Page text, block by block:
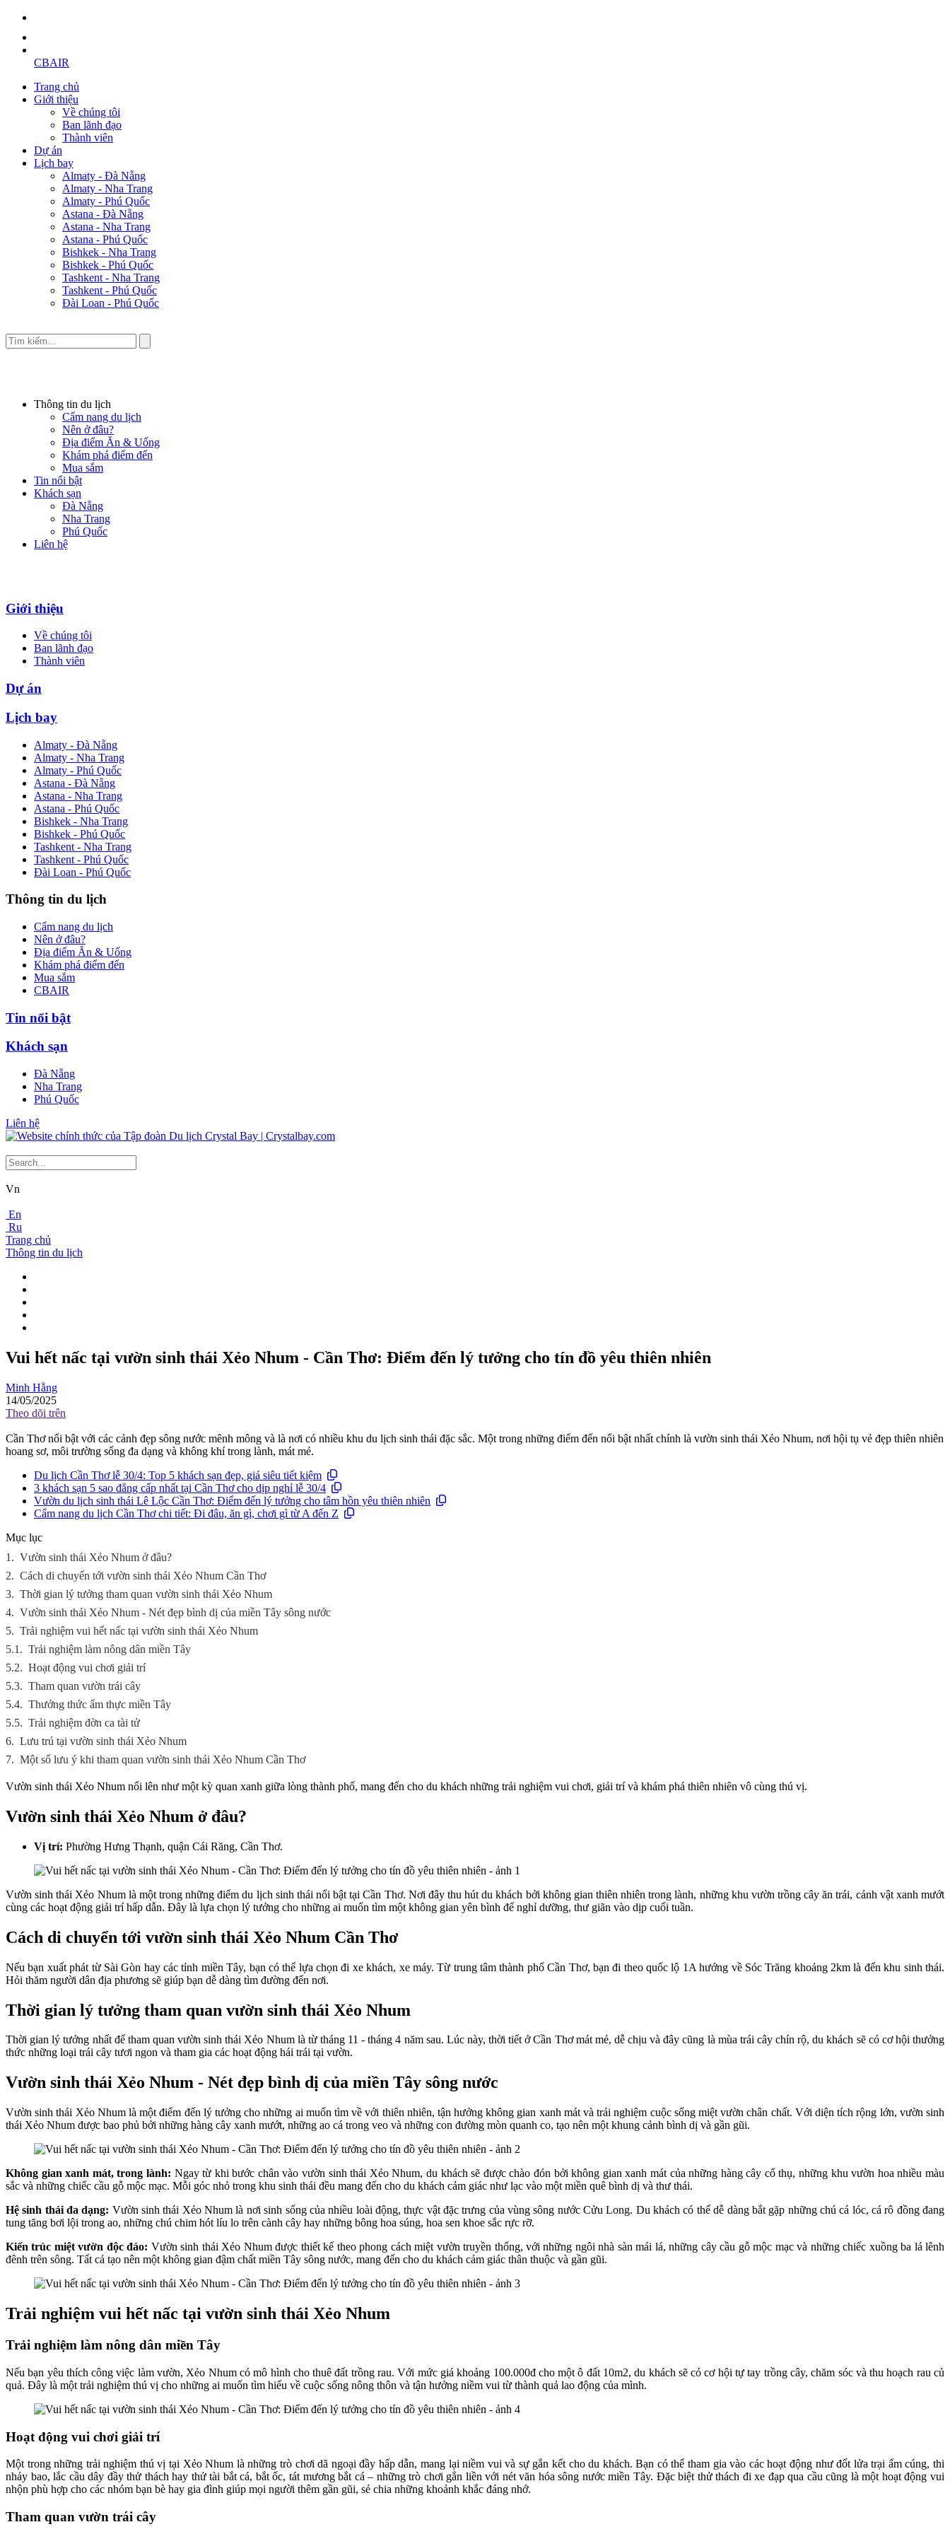
CBAIR
Trang chủ
Giới thiệu
Về chúng tôi
Ban lãnh đạo
Thành viên
Dự án
Lịch bay
Almaty - Đà Nẵng
Almaty - Nha Trang
Almaty - Phú Quốc
Astana - Đà Nẵng
Astana - Nha Trang
Astana - Phú Quốc
Bishkek - Nha Trang
Bishkek - Phú Quốc
Tashkent - Nha Trang
Tashkent - Phú Quốc
Đài Loan - Phú Quốc
Thông tin du lịch
Cẩm nang du lịch
Nên ở đâu?
Địa điểm Ăn & Uống
Khám phá điểm đến
Mua sắm
Tin nổi bật
Khách sạn
Đà Nẵng
Nha Trang
Phú Quốc
Liên hệ
Giới thiệu
Về chúng tôi
Ban lãnh đạo
Thành viên
Dự án
Lịch bay
Almaty - Đà Nẵng
Almaty - Nha Trang
Almaty - Phú Quốc
Astana - Đà Nẵng
Astana - Nha Trang
Astana - Phú Quốc
Bishkek - Nha Trang
Bishkek - Phú Quốc
Tashkent - Nha Trang
Tashkent - Phú Quốc
Đài Loan - Phú Quốc
Thông tin du lịch
Cẩm nang du lịch
Nên ở đâu?
Địa điểm Ăn & Uống
Khám phá điểm đến
Mua sắm
CBAIR
Tin nổi bật
Khách sạn
Đà Nẵng
Nha Trang
Phú Quốc
Liên hệ
Vn
En
Ru
Trang chủ
Thông tin du lịch
Vui hết nấc tại vườn sinh thái Xẻo Nhum - Cần Thơ: Điểm đến lý tưởng cho tín đồ yêu thiên nhiên
Minh Hằng
14/05/2025
Theo dõi trên
Cần Thơ nổi bật với các cảnh đẹp sông nước mênh mông và là nơi có nhiều khu du lịch sinh thái đặc sắc. Một trong những điểm đến nổi bật nhất chính là vườn sinh thái Xẻo Nhum, nơi hội tụ vẻ đẹp thiên nhiên
hoang sơ, môi trường sống đa dạng và không khí trong lành, mát mẻ.
Du lịch Cần Thơ lễ 30/4: Top 5 khách sạn đẹp, giá siêu tiết kiệm
3 khách sạn 5 sao đẳng cấp nhất tại Cần Thơ cho dịp nghỉ lễ 30/4
Vườn du lịch sinh thái Lê Lộc Cần Thơ: Điểm đến lý tưởng cho tâm hồn yêu thiên nhiên
Cẩm nang du lịch Cần Thơ chi tiết: Đi đâu, ăn gì, chơi gì từ A đến Z
Mục lục
1. Vườn sinh thái Xẻo Nhum ở đâu?
2. Cách di chuyển tới vườn sinh thái Xẻo Nhum Cần Thơ
3. Thời gian lý tưởng tham quan vườn sinh thái Xẻo Nhum
4. Vườn sinh thái Xẻo Nhum - Nét đẹp bình dị của miền Tây sông nước
5. Trải nghiệm vui hết nấc tại vườn sinh thái Xẻo Nhum
5.1. Trải nghiệm làm nông dân miền Tây
5.2. Hoạt động vui chơi giải trí
5.3. Tham quan vườn trái cây
5.4. Thưởng thức ẩm thực miền Tây
5.5. Trải nghiệm đờn ca tài tử
6. Lưu trú tại vườn sinh thái Xẻo Nhum
7. Một số lưu ý khi tham quan vườn sinh thái Xẻo Nhum Cần Thơ
Vườn sinh thái Xẻo Nhum nổi lên như một kỳ quan xanh giữa lòng thành phố, mang đến cho du khách những trải nghiệm vui chơi, giải trí và khám phá thiên nhiên vô cùng thú vị.
Vườn sinh thái Xẻo Nhum ở đâu?
Vị trí: Phường Hưng Thạnh, quận Cái Răng, Cần Thơ.
Vườn sinh thái Xẻo Nhum là một trong những điểm du lịch sinh thái nổi bật tại Cần Thơ. Nơi đây thu hút du khách bởi không gian thiên nhiên trong lành, những khu vườn trồng cây ăn trái, cảnh vật xanh mướt
cùng các hoạt động giải trí hấp dẫn. Đây là lựa chọn lý tưởng cho những ai muốn tìm một không gian yên bình để nghỉ dưỡng, thư giãn vào dịp cuối tuần.
Cách di chuyển tới vườn sinh thái Xẻo Nhum Cần Thơ
Nếu bạn xuất phát từ Sài Gòn hay các tỉnh miền Tây, bạn có thể lựa chọn đi xe khách, xe máy. Từ trung tâm thành phố Cần Thơ, bạn đi theo quốc lộ 1A hướng về Sóc Trăng khoảng 2km là đến khu sinh thái.
Hỏi thăm người dân địa phương sẽ giúp bạn dễ dàng tìm đường đến nơi.
Thời gian lý tưởng tham quan vườn sinh thái Xẻo Nhum
Thời gian lý tưởng nhất để tham quan vườn sinh thái Xẻo Nhum là từ tháng 11 - tháng 4 năm sau. Lúc này, thời tiết ở Cần Thơ mát mẻ, dễ chịu và đây cũng là mùa trái cây chín rộ, du khách sẽ có cơ hội thưởng
thức những loại trái cây tươi ngon và tham gia các hoạt động hái trái tại vườn.
Vườn sinh thái Xẻo Nhum - Nét đẹp bình dị của miền Tây sông nước
Vườn sinh thái Xẻo Nhum là một điểm đến lý tưởng cho những ai muốn tìm về với thiên nhiên, tận hưởng không gian xanh mát và trải nghiệm cuộc sống miệt vườn chân chất. Với diện tích rộng lớn, vườn sinh
thái Xẻo Nhum được bao phủ bởi những hàng cây xanh mướt, những ao cá trong veo và những con đường mòn quanh co, tạo nên một khung cảnh bình dị và gần gũi.
Không gian xanh mát, trong lành: Ngay từ khi bước chân vào vườn sinh thái Xẻo Nhum, du khách sẽ được chào đón bởi không gian xanh mát của những hàng cây cổ thụ, những khu vườn hoa nhiều màu
sắc và những chiếc cầu gỗ mộc mạc. Mỗi góc nhỏ trong khu sinh thái đều mang đến cho du khách cảm giác như lạc vào một miền quê bình dị và thư thái.
Hệ sinh thái đa dạng: Vườn sinh thái Xẻo Nhum là nơi sinh sống của nhiều loài động, thực vật đặc trưng của vùng sông nước Cửu Long. Du khách có thể dễ dàng bắt gặp những chú cá lóc, cá rô đồng đang
tung tăng bơi lội trong ao, những chú chim hót líu lo trên cành cây hay những bông hoa súng, hoa sen khoe sắc rực rỡ.
Kiến trúc miệt vườn độc đáo: Vườn sinh thái Xẻo Nhum được thiết kế theo phong cách miệt vườn truyền thống, với những ngôi nhà sàn mái lá, những cây cầu gỗ mộc mạc và những chiếc xuồng ba lá lênh
đênh trên sông. Tất cả tạo nên một không gian đậm chất miền Tây sông nước, mang đến cho du khách cảm giác thân thuộc và gần gũi.
Trải nghiệm vui hết nấc tại vườn sinh thái Xẻo Nhum
Trải nghiệm làm nông dân miền Tây
Nếu bạn yêu thích công việc làm vườn, Xẻo Nhum có mô hình cho thuê đất trồng rau. Với mức giá khoảng 100.000đ cho một ô đất 10m2, du khách sẽ có cơ hội tự tay trồng cây, chăm sóc và thu hoạch rau củ
quả. Đây là một trải nghiệm thú vị cho những ai muốn tìm hiểu về cuộc sống nông thôn và tận hưởng niềm vui từ thành quả lao động của mình.
Hoạt động vui chơi giải trí
Một trong những trải nghiệm thú vị tại Xẻo Nhum là những trò chơi dã ngoại đầy hấp dẫn, mang lại niềm vui và sự gắn kết cho du khách. Bạn có thể tham gia vào các hoạt động như đốt lửa trại ấm cúng, thi
nhảy bao, lắc cầu dây đầy thử thách hay thử tài bắt cá, bắt ốc, tát mương bắt cá – những trò chơi gắn liền với nét văn hóa sông nước miền Tây. Đặc biệt thử thách đi xe đạp qua cầu cũng là một hoạt động vui
nhộn phù hợp cho các nhóm bạn bè hay gia đình giúp mọi người thêm gần gũi, sẻ chia những khoảnh khắc đáng nhớ.
Tham quan vườn trái cây